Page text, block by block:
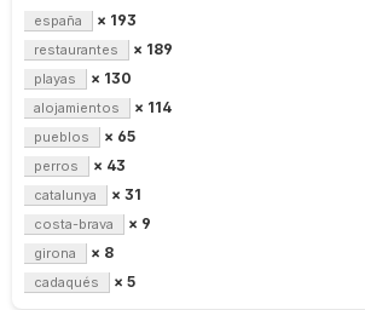
españa × 193
restaurantes × 189
playas × 130
alojamientos × 114
pueblos × 65
perros × 43
catalunya × 31
costa-brava × 9
girona × 8
cadaqués × 5